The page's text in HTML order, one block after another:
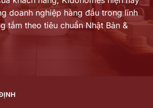
doanh nghiệp hàng đầu trong lĩnh
tắm theo tiêu chuẩn Nhật Bản &